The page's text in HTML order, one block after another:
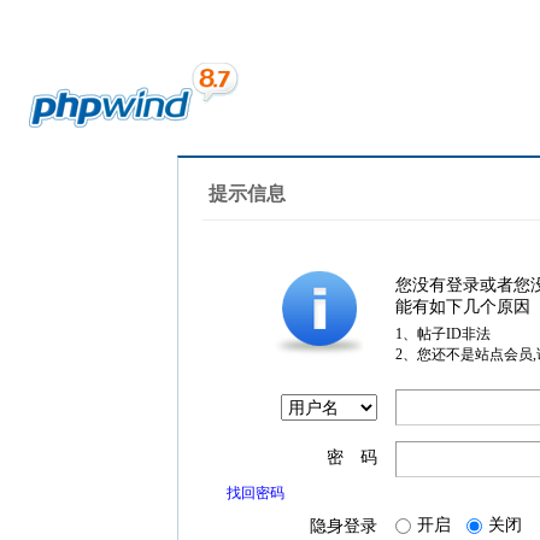
提示信息
您没有登录或者您
能有如下几个原因
1、帖子ID非法
2、您还不是站点会员
密 码
找回密码
隐身登录 开启 关闭